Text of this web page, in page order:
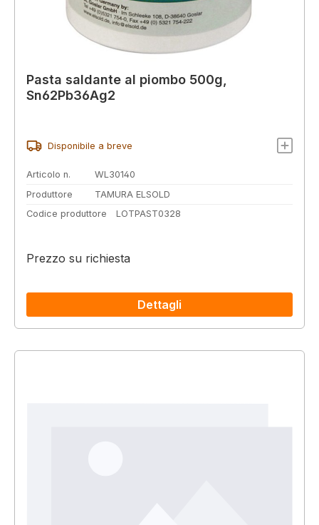
Pasta saldante al piombo 500g,
Sn62Pb36Ag2
Disponibile a breve
Articolo n.
WL30140
Produttore
TAMURA ELSOLD
Codice produttore
LOTPAST0328
Prezzo su richiesta
Dettagli